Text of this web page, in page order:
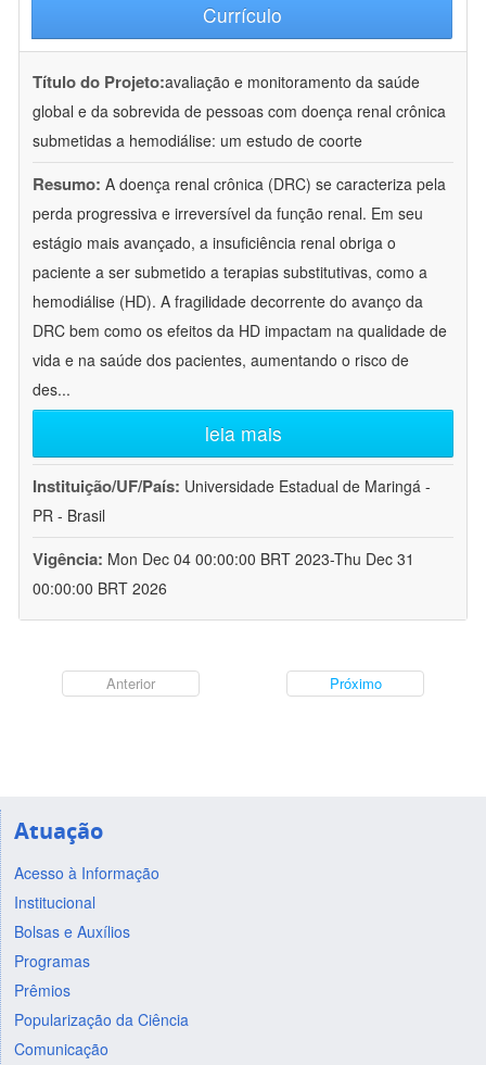
Currículo
Título do Projeto:avaliação e monitoramento da saúde
global e da sobrevida de pessoas com doença renal crônica
submetidas a hemodiálise: um estudo de coorte
Resumo: A doença renal crônica (DRC) se caracteriza pela
perda progressiva e irreversível da função renal. Em seu
estágio mais avançado, a insuficiência renal obriga o
paciente a ser submetido a terapias substitutivas, como a
hemodiálise (HD). A fragilidade decorrente do avanço da
DRC bem como os efeitos da HD impactam na qualidade de
vida e na saúde dos pacientes, aumentando o risco de
des...
leia mais
Instituição/UF/País: Universidade Estadual de Maringá -
PR - Brasil
Vigência: Mon Dec 04 00:00:00 BRT 2023-Thu Dec 31
00:00:00 BRT 2026
Anterior Próximo
Atuação
Acesso à Informação
Institucional
Bolsas e Auxílios
Programas
Prêmios
Popularização da Ciência
Comunicação